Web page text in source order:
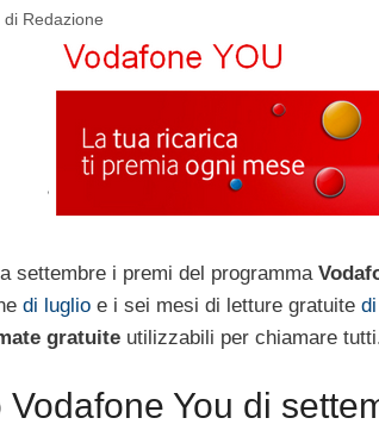
di Redazione
settembre i premi del programma
di luglio e i sei mesi di letture gratuite
gratuite utilizzabili per chiamare
Vodafone You di